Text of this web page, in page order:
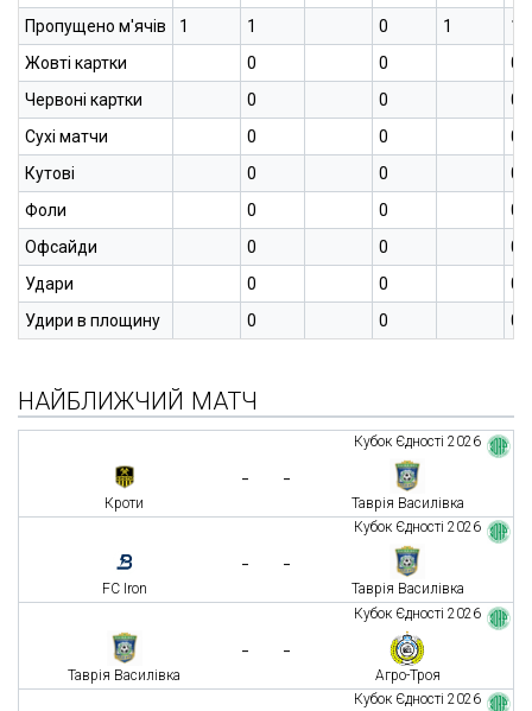
Пропущено м'ячів
1 1 0 1
1
Жовті картки
0 0
0
Червоні картки
0 0
0
Сухі матчи
0 0
0
Кутові
0 0
0
Фоли
0 0
0
Офсайди
0 0
0
Удари
0 0
0
Удири в площину
0 0 0
НАЙБЛИЖЧИЙ МАТЧ
Кубок Єдності 2026
Кроти
- -
Таврія Василівка
Кубок Єдності 2026
FC Iron
- -
Таврія Василівка
Кубок Єдності 2026
Таврія Василівка
- -
Агро-Троя
Кубок Єдності 2026